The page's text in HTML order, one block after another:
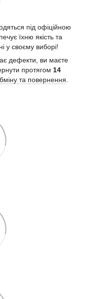
під офіційною
їхню якість та
у своєму виборі!
дефекти, ви маєте
протягом 14
та повернення